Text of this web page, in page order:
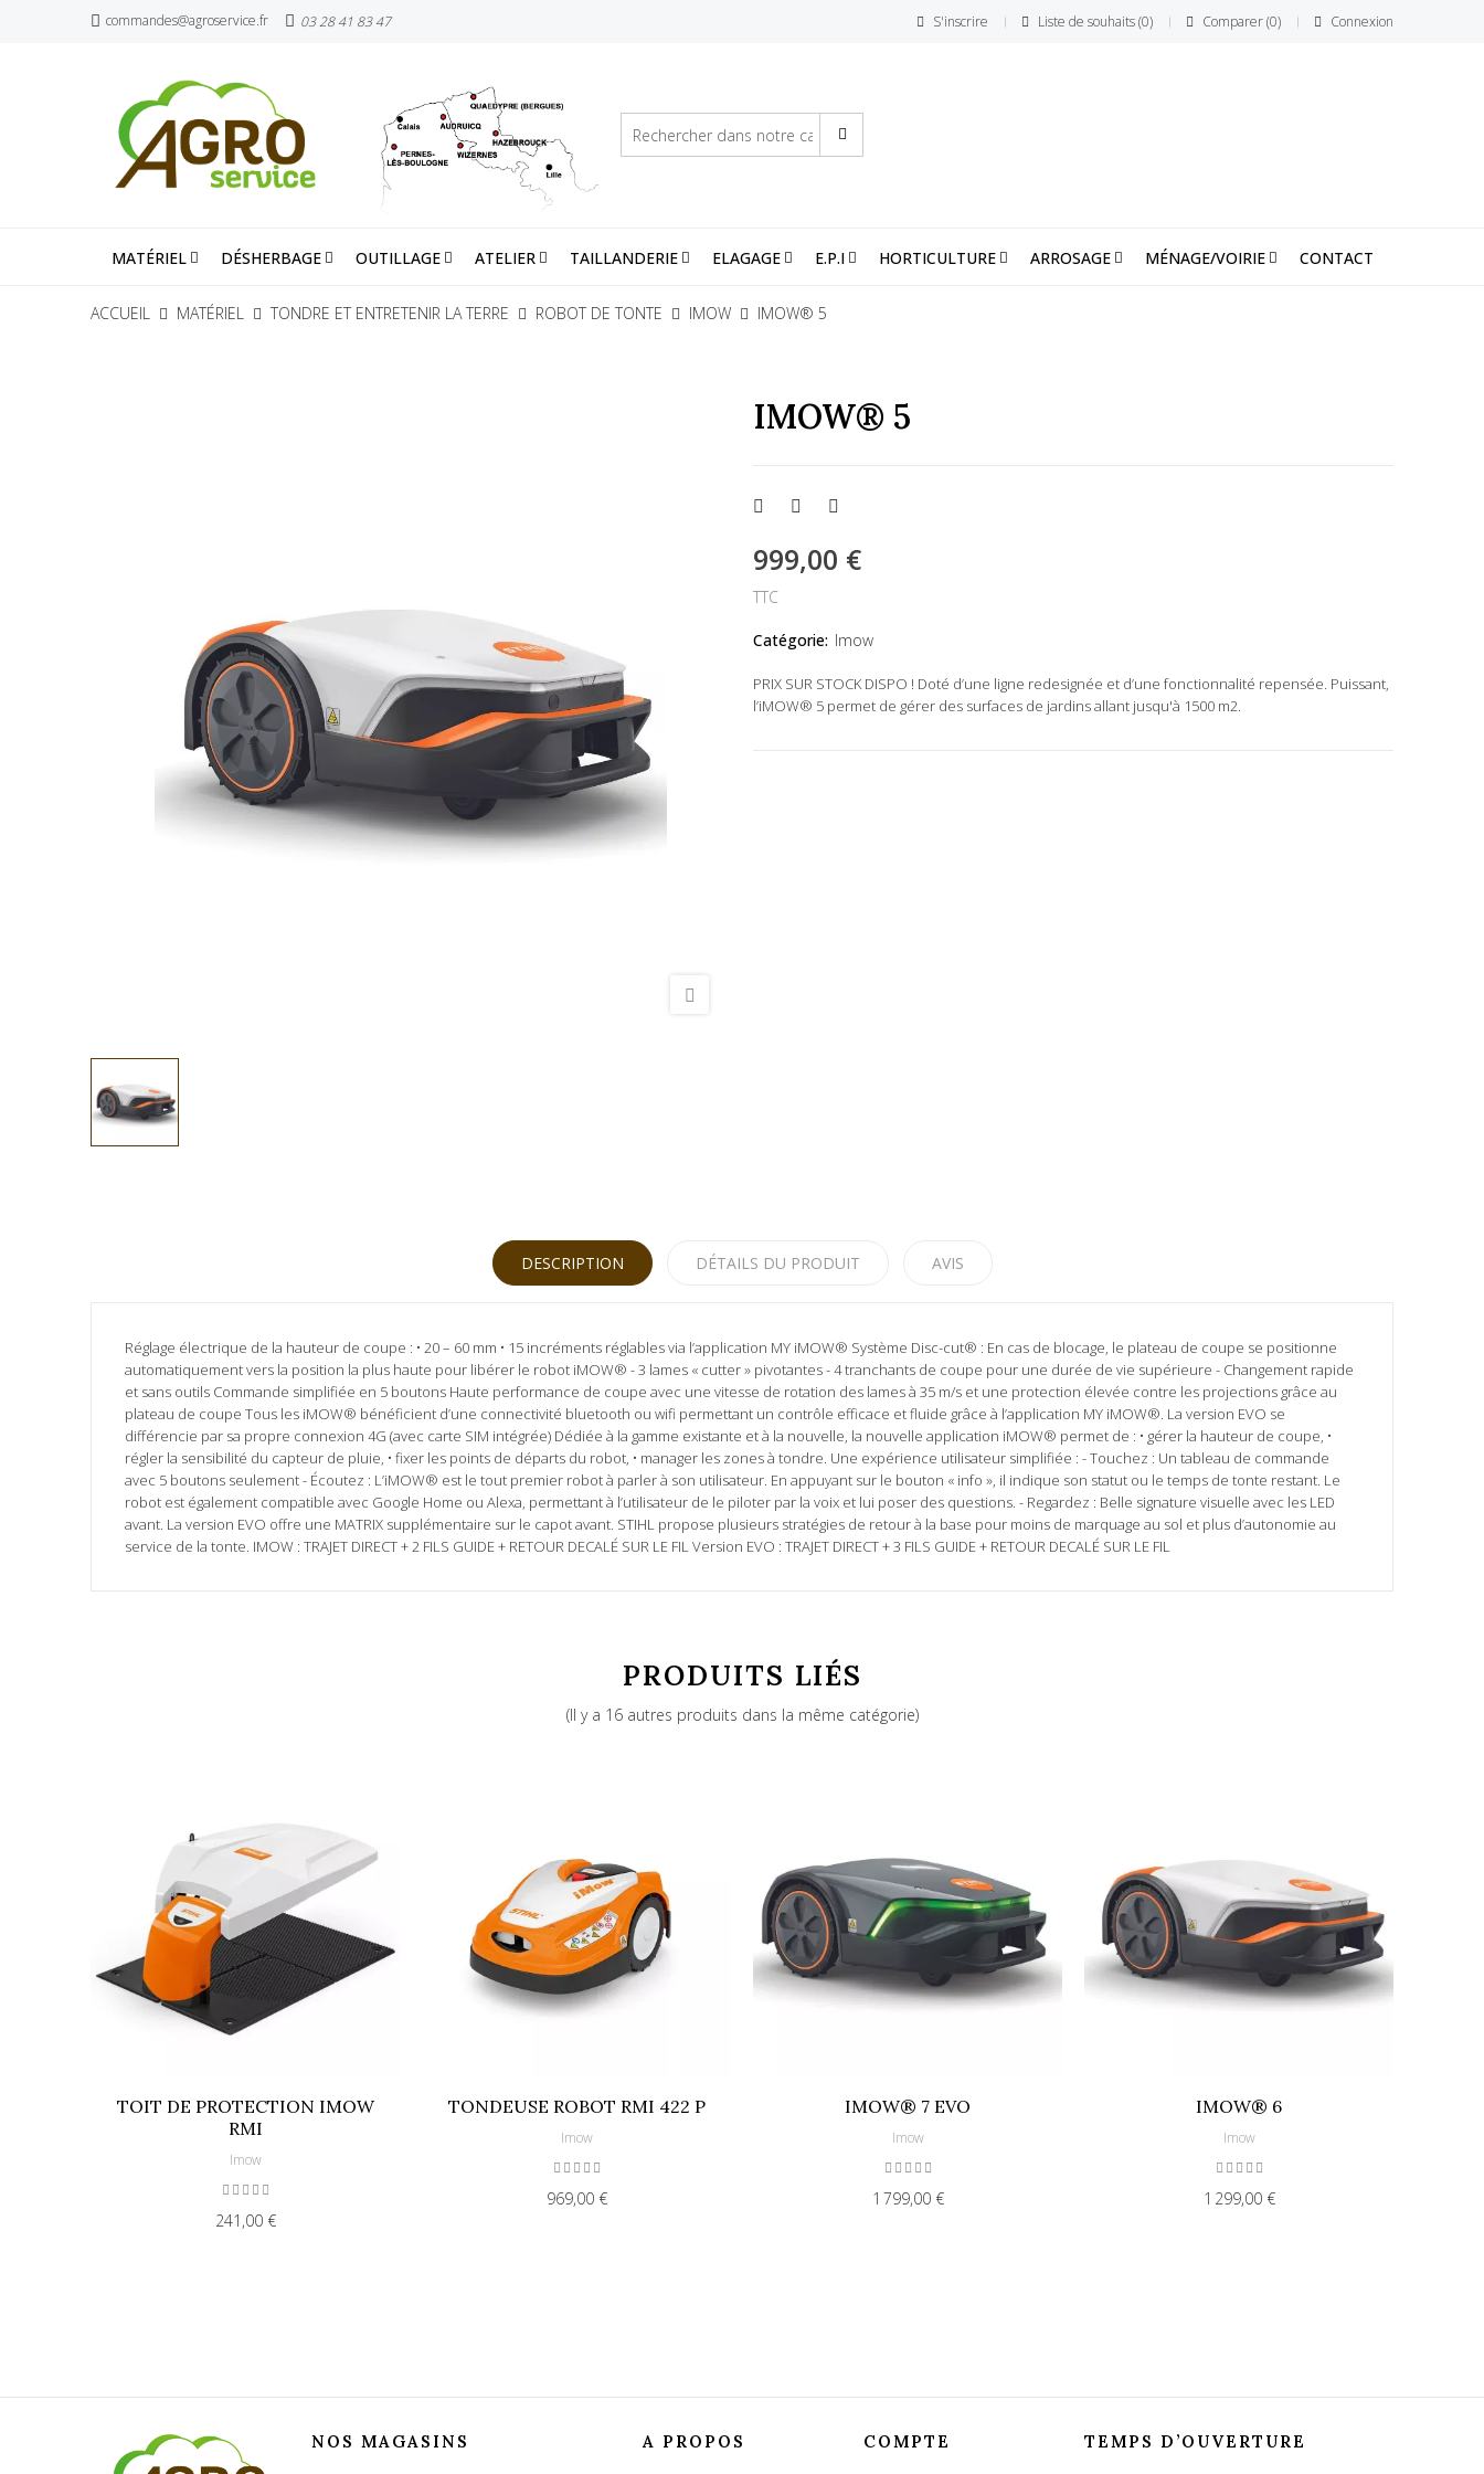
commandes@agroservice.fr 03 28 41 83 47 S'inscrire Liste de souhaits 0 Comparer 0 Connexion
MATÉRIEL DÉSHERBAGE OUTILLAGE ATELIER TAILLANDERIE ELAGAGE E.P.I HORTICULTURE ARROSAGE MÉNAGE/VOIRIE CONTACT
ACCUEIL MATÉRIEL TONDRE ET ENTRETENIR LA TERRE ROBOT DE TONTE IMOW IMOW® 5
IMOW® 5
999,00 €
TTC
Catégorie: Imow
PRIX SUR STOCK DISPO ! Doté d’une ligne redesignée et d’une fonctionnalité repensée. Puissant,
l’iMOW® 5 permet de gérer des surfaces de jardins allant jusqu'à 1500 m2.
DESCRIPTION DÉTAILS DU PRODUIT AVIS
Réglage électrique de la hauteur de coupe : • 20 – 60 mm • 15 incréments réglables via l’application MY iMOW® Système Disc-cut® : En cas de blocage, le plateau de coupe se positionne
automatiquement vers la position la plus haute pour libérer le robot iMOW® - 3 lames « cutter » pivotantes - 4 tranchants de coupe pour une durée de vie supérieure - Changement rapide
et sans outils Commande simplifiée en 5 boutons Haute performance de coupe avec une vitesse de rotation des lames à 35 m/s et une protection élevée contre les projections grâce au
plateau de coupe Tous les iMOW® bénéficient d’une connectivité bluetooth ou wifi permettant un contrôle efficace et fluide grâce à l’application MY iMOW®. La version EVO se
différencie par sa propre connexion 4G (avec carte SIM intégrée) Dédiée à la gamme existante et à la nouvelle, la nouvelle application iMOW® permet de : • gérer la hauteur de coupe, •
régler la sensibilité du capteur de pluie, • fixer les points de départs du robot, • manager les zones à tondre. Une expérience utilisateur simplifiée : - Touchez : Un tableau de commande
avec 5 boutons seulement - Écoutez : L’iMOW® est le tout premier robot à parler à son utilisateur. En appuyant sur le bouton « info », il indique son statut ou le temps de tonte restant. Le
robot est également compatible avec Google Home ou Alexa, permettant à l’utilisateur de le piloter par la voix et lui poser des questions. - Regardez : Belle signature visuelle avec les LED
avant. La version EVO offre une MATRIX supplémentaire sur le capot avant. STIHL propose plusieurs stratégies de retour à la base pour moins de marquage au sol et plus d’autonomie au
service de la tonte. IMOW : TRAJET DIRECT + 2 FILS GUIDE + RETOUR DECALÉ SUR LE FIL Version EVO : TRAJET DIRECT + 3 FILS GUIDE + RETOUR DECALÉ SUR LE FIL
PRODUITS LIÉS
(Il y a 16 autres produits dans la même catégorie)
TOIT DE PROTECTION IMOW
RMI
Imow
241,00 €
TONDEUSE ROBOT RMI 422 P
Imow
969,00 €
IMOW® 7 EVO
Imow
1 799,00 €
IMOW® 6
Imow
1 299,00 €
NOS MAGASINS A PROPOS COMPTE TEMPS D’OUVERTURE